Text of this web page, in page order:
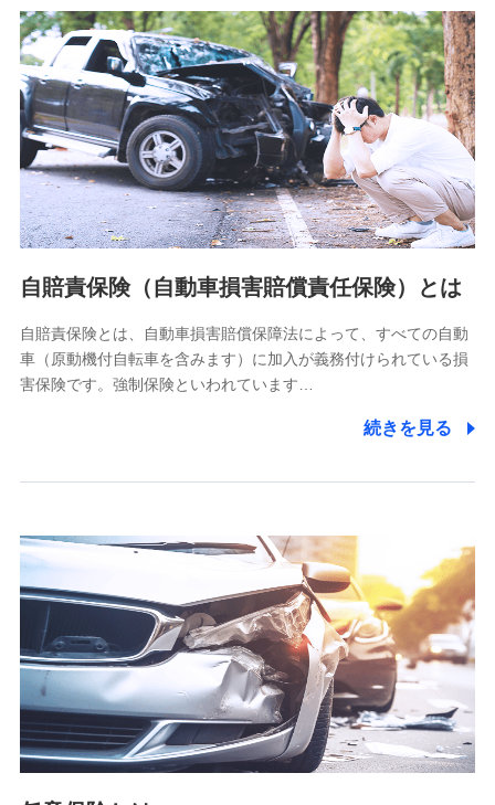
分析するため
当社の対応品質向上やお問い合わせ内容の正確な把握のため
個人情報保護管理者の職名、連絡先
株式会社ドコモ・インシュアランス 営業部長
〒103-0013 東京都中央区日本橋人形町2-14-10 アーバン
ネット日本橋ビル 3F
株式会社ドコモ・インシュアランス
個人情報の第三者提供について
除き、第三者に提供いたしません。
業務の委託
当社は利用目的の達成に必要な範囲内において個人情報の取
【共同して利用される利用データの項目】
当社又は株式会社NTTドコモがサービス提供等を通じて取得
した、以下の情報などの個人データ
基本情報
氏名、電話番号、メールアドレス、お客さまの識別子、
属性、連絡先、dポイントサービスのご利用に関する情
報。例として、dポイントカード番号、性別、年齢、家族
構成、住所、dポイント残高、dポイント利用履歴などが
含まれます。
自賠責保険（自動車損害賠償責任保険）とは
自賠責保険とは、自動車損害賠償保障法によって、すべての自動
車（原動機付自転車を含みます）に加入が義務付けられている損
害保険です。強制保険といわれています…
続きを見る